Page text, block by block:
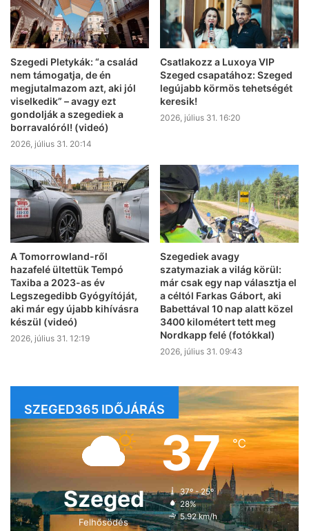
Szegedi Pletykák: “a család
nem támogatja, de én
megjutalmazom azt, aki jól
viselkedik” – avagy ezt
gondolják a szegediek a
borravalóról! (videó)
2026, július 31. 20:14
Csatlakozz a Luxoya VIP
Szeged csapatához: Szeged
legújabb körmös tehetségét
keresik!
2026, július 31. 16:20
A Tomorrowland-ről
hazafelé ültettük Tempó
Taxiba a 2023-as év
Legszegedibb Gyógyítóját,
aki már egy újabb kihívásra
készül (videó)
2026, július 31. 12:19
Szegediek avagy
szatymaziak a világ körül:
már csak egy nap választja el
a céltól Farkas Gábort, aki
Babettával 10 nap alatt közel
3400 kilométert tett meg
Nordkapp felé (fotókkal)
2026, július 31. 09:43
SZEGED365 IDŐJÁRÁS
Szeged
Felhősödés
37℃
37º - 25º
28%
5.92 km/h